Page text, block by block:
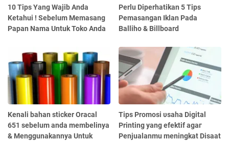
10 Tips Yang Wajib Anda
Ketahui ! Sebelum Memasang
Papan Nama Untuk Toko Anda
Perlu Diperhatikan 5 Tips
Pemasangan Iklan Pada
Balliho & Billboard
Kenali bahan sticker Oracal
651 sebelum anda membelinya
& Menggunakannya Untuk
Tips Promosi υѕаһа Digital
Printing yang еfеktіf аgаг
Penjualanmu meningkat Disaat